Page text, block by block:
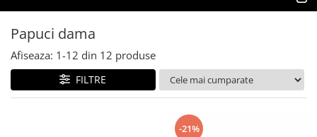
Genti Piele Naturala
1 2
Papuci dama
Afiseaza: 1-12 din 12 produse
FILTRE
-21%